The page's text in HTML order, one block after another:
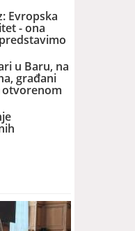
Evropska
- ona
u Baru, na
građani
otvorenom